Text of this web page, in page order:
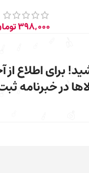
398,000
برای اطلاع
در خبرنامه